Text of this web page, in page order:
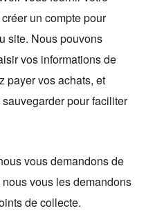
un compte pour
site. Nous pouvons
vos informations de
payer vos achats, et
pour faciliter
vous demandons de
vous les demandons
de collecte.